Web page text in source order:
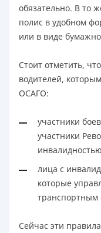
обязательно. В то
полис в удобном
или в виде
Стоит отметить,
водителей,
ОСАГО:
участники
участники
лица с
которые
транспортным
Сейчас эти